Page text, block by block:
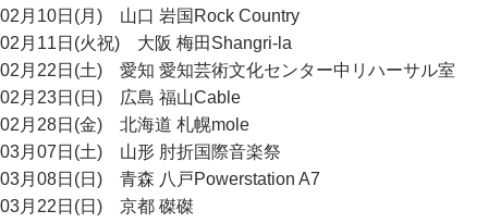
02月10日(月) 山口 岩国Rock Country
02月11日(火祝) 大阪 梅田Shangri-la
02月22日(土) 愛知 愛知芸術文化センター中リハーサル室
02月23日(日) 広島 福山Cable
02月28日(金) 北海道 札幌mole
03月07日(土) 山形 肘折国際音楽祭
03月08日(日) 青森 八戸Powerstation A7
03月22日(日) 京都 磔磔